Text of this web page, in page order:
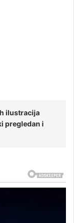
ilustracija
pregledan i